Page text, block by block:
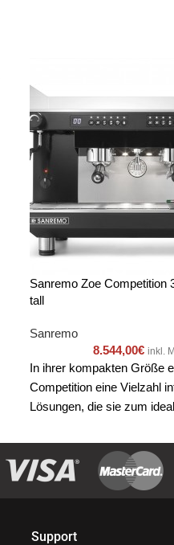
Sanremo Zoe Competition
tall
Sanremo
8.544,00€ inkl.
In ihrer kompakten Größe
Competition eine Vielzahl
Lösungen, die sie zum
Das robuste Gehäuse ist
modernes Designelement,
integraler Bestandteil der
Support